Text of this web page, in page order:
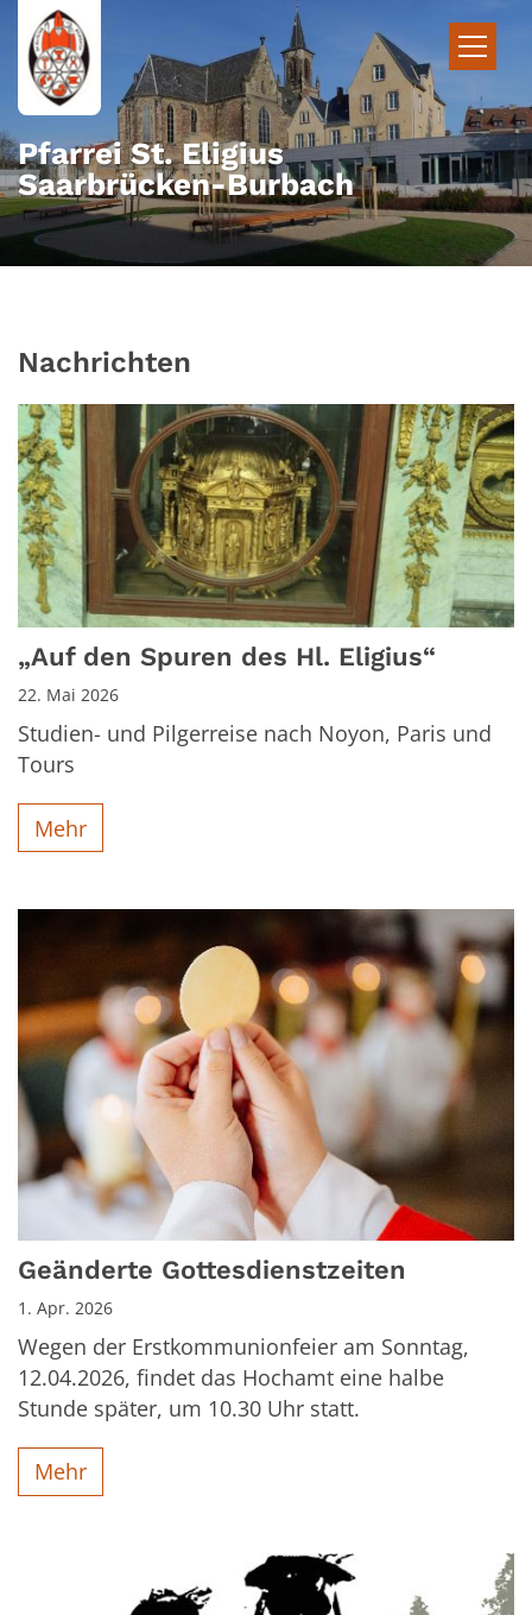
Zum Inhalt springen
Pfarrei St. Eligius
Saarbrücken-Burbach
Nachrichten
„Auf den Spuren des Hl. Eligius“
22. Mai 2026
Studien- und Pilgerreise nach Noyon, Paris und
Tours
Mehr
Geänderte Gottesdienstzeiten
1. Apr. 2026
Wegen der Erstkommunionfeier am Sonntag,
12.04.2026, findet das Hochamt eine halbe
Stunde später, um 10.30 Uhr statt.
Mehr